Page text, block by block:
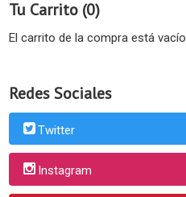
Tu Carrito (0)
El carrito de la compra está vacío
Redes Sociales
Twitter
Instagram